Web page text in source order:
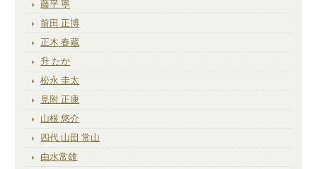
藤平 寧
前田 正博
正木 春蔵
升 たか
松永 圭太
見附 正康
山根 悠介
四代 山田 常山
由水常雄